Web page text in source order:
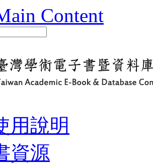
Content
用說明
資源